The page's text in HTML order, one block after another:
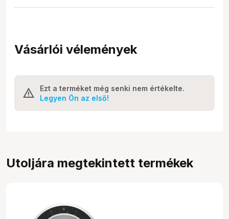
Vásárlói vélemények
Ezt a terméket még senki nem értékelte.
Legyen Ön az első!
Utoljára megtekintett termékek